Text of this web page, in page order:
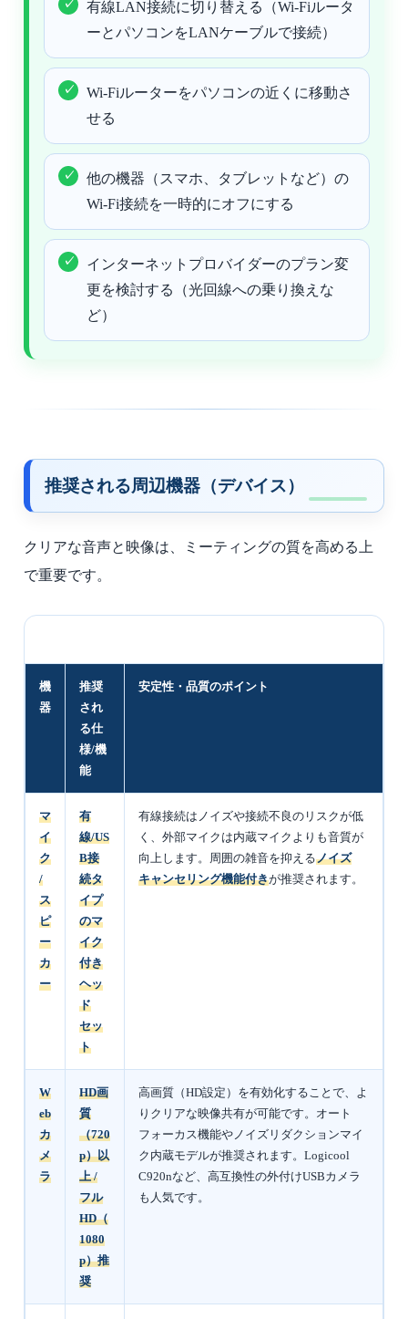
有線LAN接続に切り替える（Wi-Fiルータ
ーとパソコンをLANケーブルで接続）
Wi-Fiルーターをパソコンの近くに移動さ
せる
他の機器（スマホ、タブレットなど）の
Wi-Fi接続を一時的にオフにする
インターネットプロバイダーのプラン変
更を検討する（光回線への乗り換えな
ど）
推奨される周辺機器（デバイス）
クリアな音声と映像は、ミーティングの質を高める上
で重要です。
機
器
推奨
され
る仕
様/機
能
安定性・品質のポイント
マ
イ
ク
/
ス
ピ
ー
カ
ー
有
線/US
B接
続タ
イプ
のマ
イク
付き
ヘッ
ド
セッ
ト
有線接続はノイズや接続不良のリスクが低
く、外部マイクは内蔵マイクよりも音質が
向上します。周囲の雑音を抑えるノイズ
キャンセリング機能付きが推奨されます。
W
eb
カ
メ
ラ
HD画
質
（720
p）以
上 /
フル
HD（
1080
p）推
奨
高画質（HD設定）を有効化することで、よ
りクリアな映像共有が可能です。オート
フォーカス機能やノイズリダクションマイ
ク内蔵モデルが推奨されます。Logicool
C920nなど、高互換性の外付けUSBカメラ
も人気です。